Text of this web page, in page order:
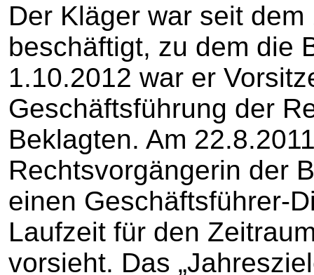
Der Kläger war seit
beschäftigt, zu dem die
1.10.2012 war er
Geschäftsführung der
Beklagten. Am
Rechtsvorgängerin der
einen Geschäftsführer-
Laufzeit für den
vorsieht. Das